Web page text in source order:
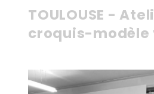
TOULOUSE -
croquis-modèle